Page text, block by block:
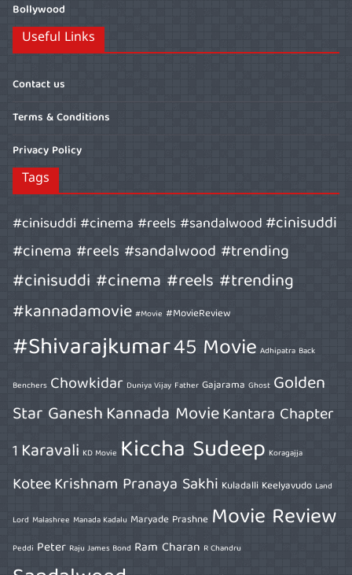
Bollywood
Useful Links
Contact us
Terms & Conditions
Privacy Policy
Tags
#cinisuddi #cinema #reels #sandalwood#cinisuddi
#cinema #reels #sandalwood #trending
#cinisuddi #cinema #reels #trending
#kannadamovie #Movie #MovieReview
#Shivarajkumar45 Movie Adhipatra Back
Benchers Chowkidar Duniya Vijay Father Gajarama Ghost Golden
Star GaneshKannada MovieKantara Chapter
1 Karavali KD Movie Kiccha Sudeep Koragajja
KoteeKrishnam Pranaya Sakhi Kuladalli Keelyavudo Land
Lord Malashree Manada Kadalu Maryade Prashne Movie Review
Peddi Peter Raju James Bond Ram Charan R Chandru